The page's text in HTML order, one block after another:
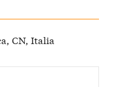
CN, Italia